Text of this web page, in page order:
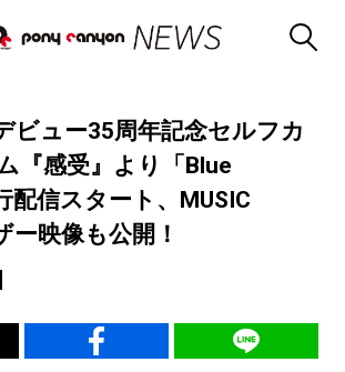
ビュー35周年記念セルフカ
『感受』より「Blue
配信スタート、MUSIC
ー映像も公開！